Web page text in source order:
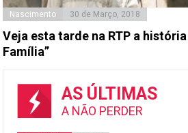
Nascimento 30 de Março, 2018
Veja esta tarde na RTP a
Família”
AS ÚLTIMAS
A NÃO PERDER